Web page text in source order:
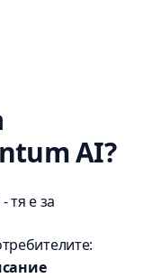
AI?
тя е за